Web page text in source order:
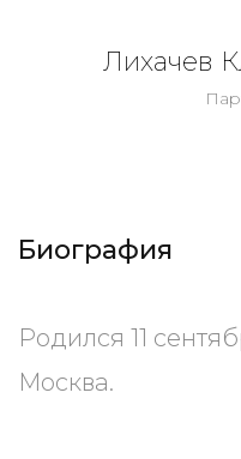
Лихачев
Биография
Родился 11
Москва.